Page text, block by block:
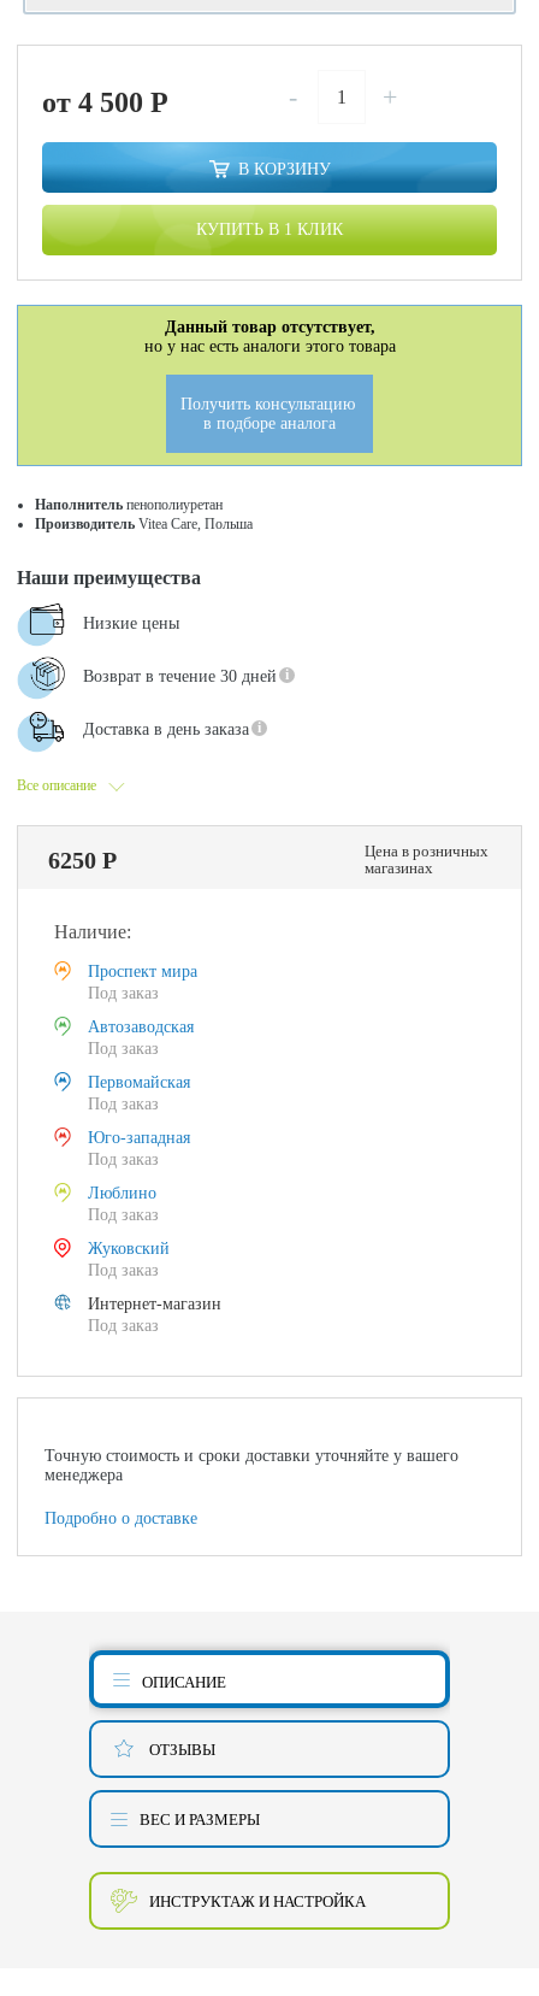
от 4 500P - +
В КОРЗИНУ
КУПИТЬ В 1 КЛИК
Данный товар отсутствует,
но у нас есть аналоги этого товара
Получить консультацию
в подборе аналога
Наполнительпенополиуретан
Производитель Vitea Care, Польша
Все описание
Наши преимущества
Низкие цены
Возврат в течение 30 дней
Доставка в день заказа
6250 Р
Цена в розничных
магазинах
Наличие:
Проспект мира
Под заказ
Автозаводская
Под заказ
Первомайская
Под заказ
Юго-западная
Под заказ
Люблино
Под заказ
Жуковский
Под заказ
Интернет-магазин
Под заказ
Точную стоимость и сроки доставки уточняйте у вашего
менеджера
Подробно о доставке
ОПИСАНИЕ
ОТЗЫВЫ
ВЕС И РАЗМЕРЫ
ИНСТРУКТАЖ И НАСТРОЙКА